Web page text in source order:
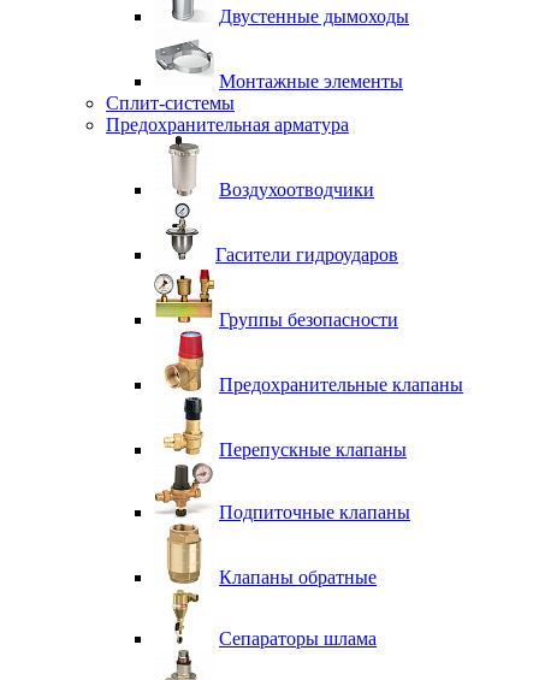
Двустенные дымоходы
Монтажные элементы
Сплит-системы
Предохранительная арматура
Воздухоотводчики
Гасители гидроударов
Группы безопасности
Предохранительные клапаны
Перепускные клапаны
Подпиточные клапаны
Клапаны обратные
Сепараторы шлама